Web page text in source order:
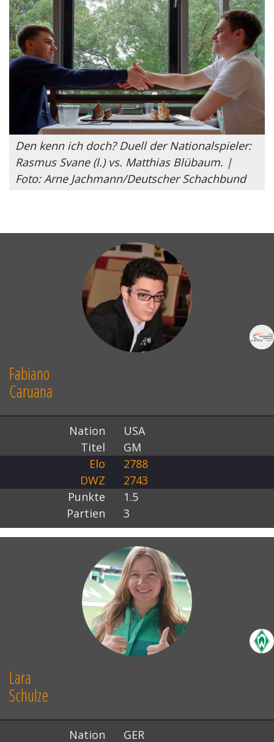
Den kenn ich doch? Duell der Nationalspieler:
Rasmus Svane (l.) vs. Matthias Blübaum. |
Foto: Arne Jachmann/Deutscher Schachbund
Fabiano
Caruana
Nation
USA
Titel
GM
Elo
2788
DWZ
2743
Punkte
1.5
Partien
3
Lara
Schulze
Nation
GER